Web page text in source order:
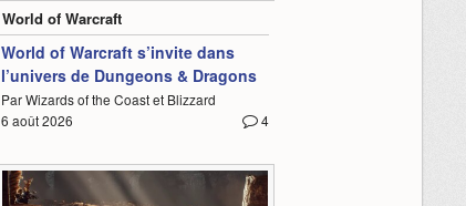
World of Warcraft
World of Warcraft s’invite dans
l’univers de Dungeons & Dragons
Par Wizards of the Coast et Blizzard
4
6 août 2026